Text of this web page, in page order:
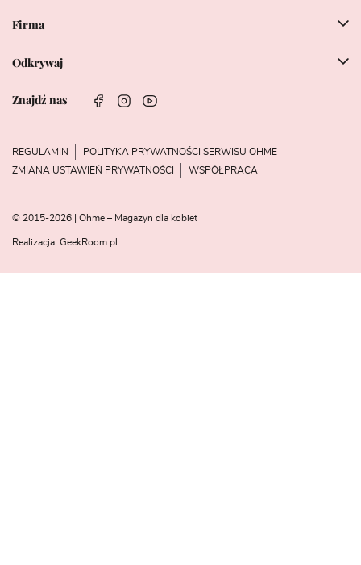
Firma
Odkrywaj
Znajdź nas
REGULAMIN
POLITYKA PRYWATNOŚCI SERWISU OHME
ZMIANA USTAWIEŃ PRYWATNOŚCI
WSPÓŁPRACA
© 2015-2026 | Ohme – Magazyn dla kobiet
Realizacja: GeekRoom.pl